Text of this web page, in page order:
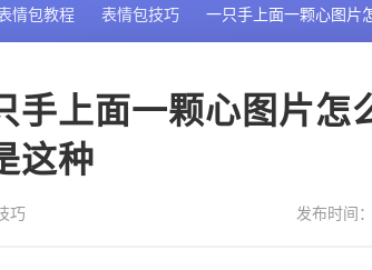
情包教程 表情包技巧 一只手上面一颗心图片
手上面一颗心图片怎
这种
巧 发布时间